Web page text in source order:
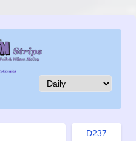
D230
D233
D237